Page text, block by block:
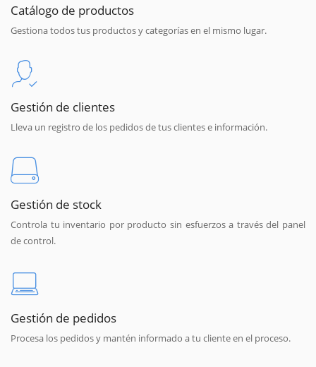
Catálogo de productos
Gestiona todos tus productos y categorías en el mismo lugar.
Gestión de clientes
Lleva un registro de los pedidos de tus clientes e información.
Gestión de stock
Controla tu inventario por producto sin esfuerzos a través del panel
de control.
Gestión de pedidos
Procesa los pedidos y mantén informado a tu cliente en el proceso.